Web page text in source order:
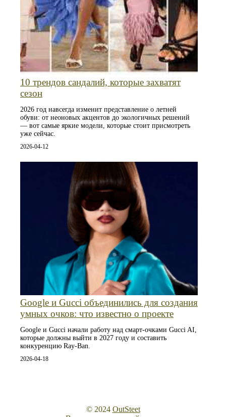
10 трендов сандалий, которые захватят
сезон
2026 год навсегда изменит представление о летней
обуви: от неоновых акцентов до экологичных решений
— вот самые яркие модели, которые стоит присмотреть
уже сейчас.
2026-04-12
Google и Gucci объединились для создания
умных очков: что известно о проекте
Google и Gucci начали работу над смарт-очками Gucci AI,
которые должны выйти в 2027 году и составить
конкуренцию Ray-Ban.
2026-04-18
© 2024 OutSteet